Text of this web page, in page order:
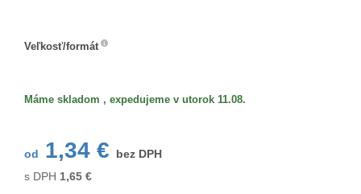
Veľkosť/formát
Máme skladom , expedujeme v utorok 11.08.
od 1,34 €
bez DPH
s DPH 1,65 €